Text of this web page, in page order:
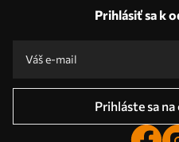
Prihlásiť sa k
Prihláste sa